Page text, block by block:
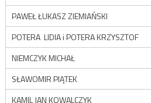
PAWEŁ ŁUKASZ ZIEMIAŃSKI
POTERA LIDIA i POTERA KRZYSZTOF
NIEMCZYK MICHAŁ
SŁAWOMIR PIĄTEK
KAMIL JAN KOWALCZYK